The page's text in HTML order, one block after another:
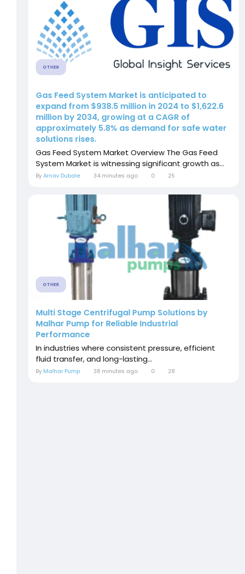
OTHER
Gas Feed System Market is anticipated to
expand from $938.5 million in 2024 to $1,622.6
million by 2034, growing at a CAGR of
approximately 5.8% as demand for safe water
solutions rises.
Gas Feed System Market Overview The Gas Feed
System Market is witnessing significant growth as...
ByArnav Dubale 34 minutes ago 0 25
OTHER
Multi Stage Centrifugal Pump Solutions by
Malhar Pump for Reliable Industrial
Performance
In industries where consistent pressure, efficient
fluid transfer, and long-lasting...
By Malhar Pump 38 minutes ago 0 28